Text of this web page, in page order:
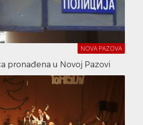
NOVA PAZOVA
pronađena u Novoj Pazovi